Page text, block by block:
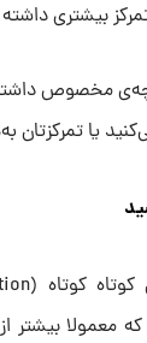
بیشتری
مخصوص
یا تمرکزتان